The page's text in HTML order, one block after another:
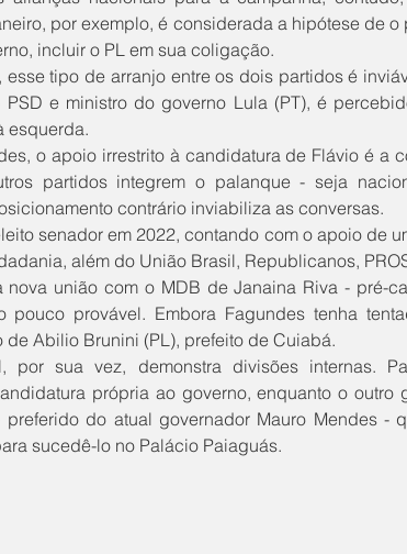
por exemplo, é considerada a hipótese de o
incluir o PL em sua coligação.
PSD e ministro do governo Lula (PT), é
esquerda.
partidos integrem o palanque - seja
contrário inviabiliza as conversas.
além do União Brasil, Republicanos,
pouco provável. Embora Fagundes tenha
de Abilio Brunini (PL), prefeito de Cuiabá.
própria ao governo, enquanto o outro
preferido do atual governador Mauro Mendes -
sucedê-lo no Palácio Paiaguás.